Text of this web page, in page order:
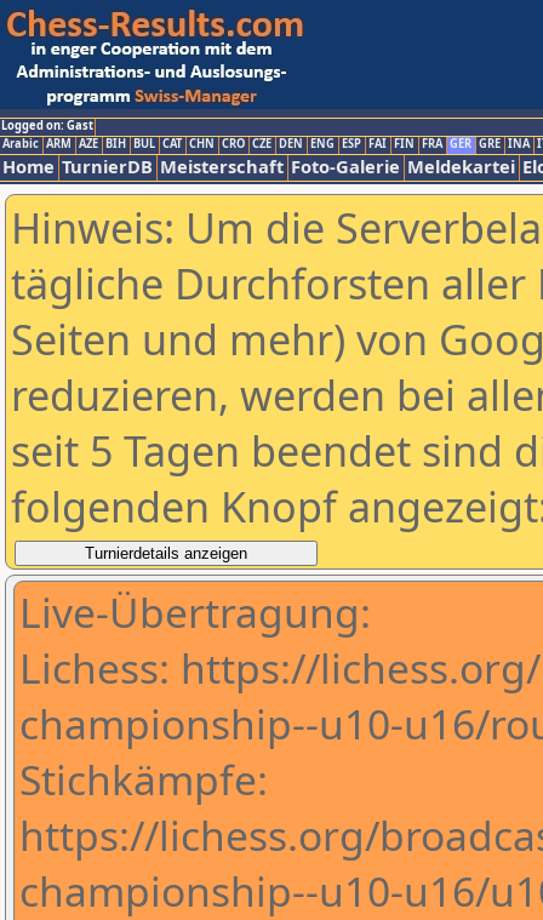
Logged on: Gast
Arabic ARM AZE BIH BUL CAT CHN CRO CZE DEN ENG ESP FAI FIN FRA GER GRE INA
Home TurnierDB Meisterschaft Foto-Galerie Meldekartei
Hinweis: Um die
tägliche Durchforsten aller
Seiten und mehr) von
reduzieren, werden bei
seit 5 Tagen beendet sind
folgenden Knopf
Live-Übertragung:
Lichess: https://
championship--u10-u16/
Stichkämpfe:
https://lichess.org/
championship--u10-u16/